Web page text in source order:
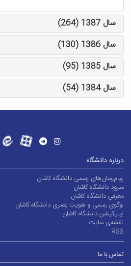
سال 1387 (264)
سال 1386 (130)
سال 1385 (95)
سال 1384 (54)
درباره دانشگاه
پیام‌رسان‌های رسمی دانشگاه کاشان
سرود دانشگاه کاشان
معرفی دانشگاه کاشان
لوگوی رسمی و هویت بصری دانشگاه کاشان
اپلیکیشن دانشگاه کاشان
نقشه‌ی سایت
RSS
تماس با ما